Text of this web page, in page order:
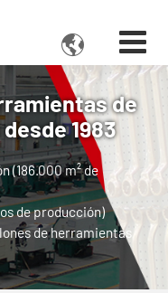

de
1983
(186.000 m² de
de producción)
de herramientas